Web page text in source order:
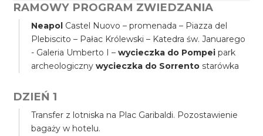
RAMOWY PROGRAM ZWIEDZANIA
Neapol Castel Nuovo – promenada – Piazza del
Plebiscito – Pałac Królewski – Katedra św. Januarego
- Galeria Umberto I –wycieczka do Pompeipark
archeologicznywycieczka do Sorrento starówka
DZIEŃ 1
Transfer z lotniska na Plac Garibaldi. Pozostawienie
bagaży w hotelu.